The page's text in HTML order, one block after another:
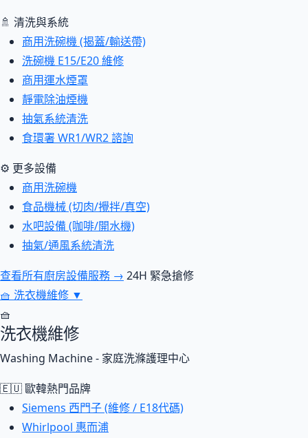
🚿 清洗與系統
商用洗碗機 (揭蓋/輸送帶)
洗碗機 E15/E20 維修
商用運水煙罩
靜電除油煙機
抽氣系統清洗
食環署 WR1/WR2 諮詢
⚙ 更多設備
商用洗碗機
食品機械 (切肉/攪拌/真空)
水吧設備 (咖啡/開水機)
抽氣/通風系統清洗
查看所有廚房設備服務 → 24H 緊急搶修
🧺 洗衣機維修 ▼
🧺
洗衣機維修
Washing Machine - 家庭洗滌護理中心
🇪🇺 歐韓熱門品牌
Siemens 西門子 (維修 / E18代碼)
Whirlpool 惠而浦